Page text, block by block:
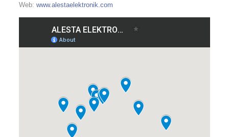
Web: www.alestaelektronik.com